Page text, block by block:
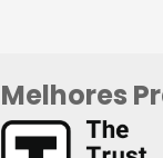
Melhores